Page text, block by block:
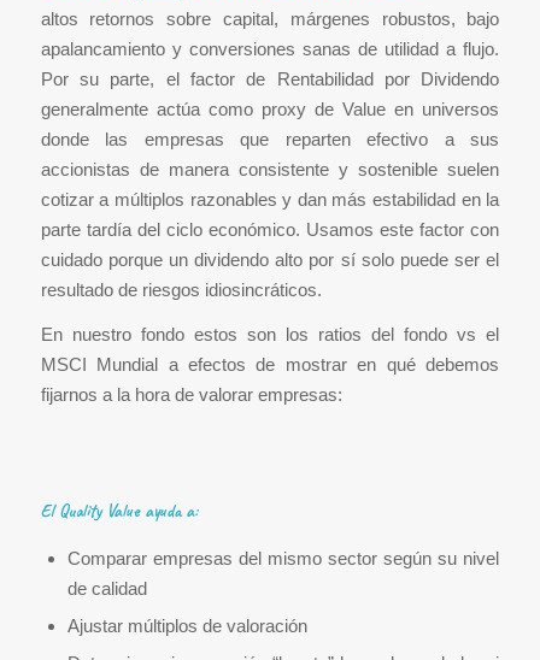
altos retornos sobre capital, márgenes robustos, bajo
apalancamiento y conversiones sanas de utilidad a flujo.
Por su parte, el factor de Rentabilidad por Dividendo
generalmente actúa como proxy de Value en universos
donde las empresas que reparten efectivo a sus
accionistas de manera consistente y sostenible suelen
cotizar a múltiplos razonables y dan más estabilidad en la
parte tardía del ciclo económico. Usamos este factor con
cuidado porque un dividendo alto por sí solo puede ser el
resultado de riesgos idiosincráticos.
En nuestro fondo estos son los ratios del fondo vs el
MSCI Mundial a efectos de mostrar en qué debemos
fijarnos a la hora de valorar empresas:
El Quality Value ayuda a:
Comparar empresas del mismo sector según su nivel
de calidad
Ajustar múltiplos de valoración